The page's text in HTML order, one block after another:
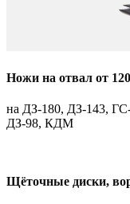
Ножи на отвал от
на ДЗ-180, ДЗ-143,
ДЗ-98, КДМ
Щёточные диски,